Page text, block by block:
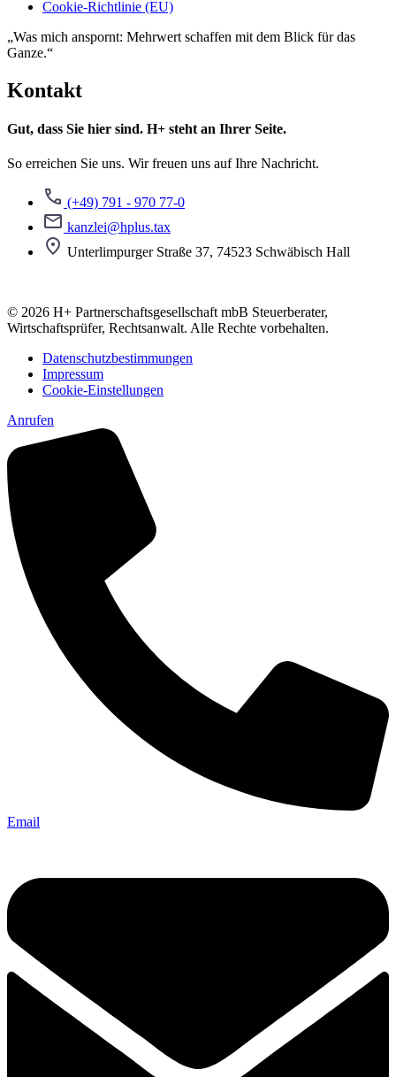
Cookie-Richtlinie (EU)
„Was mich anspornt: Mehrwert schaffen mit dem Blick für das
Ganze.“
Kontakt
Gut, dass Sie hier sind. H+ steht an Ihrer Seite.
So erreichen Sie uns. Wir freuen uns auf Ihre Nachricht.
(+49) 791 - 970 77-0
kanzlei@hplus.tax
Unterlimpurger Straße 37, 74523 Schwäbisch Hall
© 2026 H+ Partnerschaftsgesellschaft mbB Steuerberater,
Wirtschaftsprüfer, Rechtsanwalt. Alle Rechte vorbehalten.
Datenschutzbestimmungen
Impressum
Cookie-Einstellungen
Anrufen
Email